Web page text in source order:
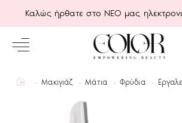
Καλώς ήρθατε στο ΝΕΟ μας
homeΜακιγιάζ Μάτια Φρύδια